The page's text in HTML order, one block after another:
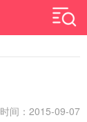
时间：2015-09-07